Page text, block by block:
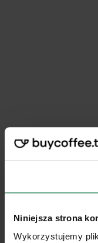
Niniejsza strona
Wykorzystujemy